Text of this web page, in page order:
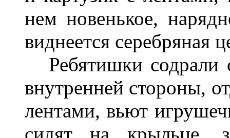
нем новенькое,
виднеется серебряная
Ребятишки содрали
внутренней стороны,
лентами, вьют
сидят на крыльце,